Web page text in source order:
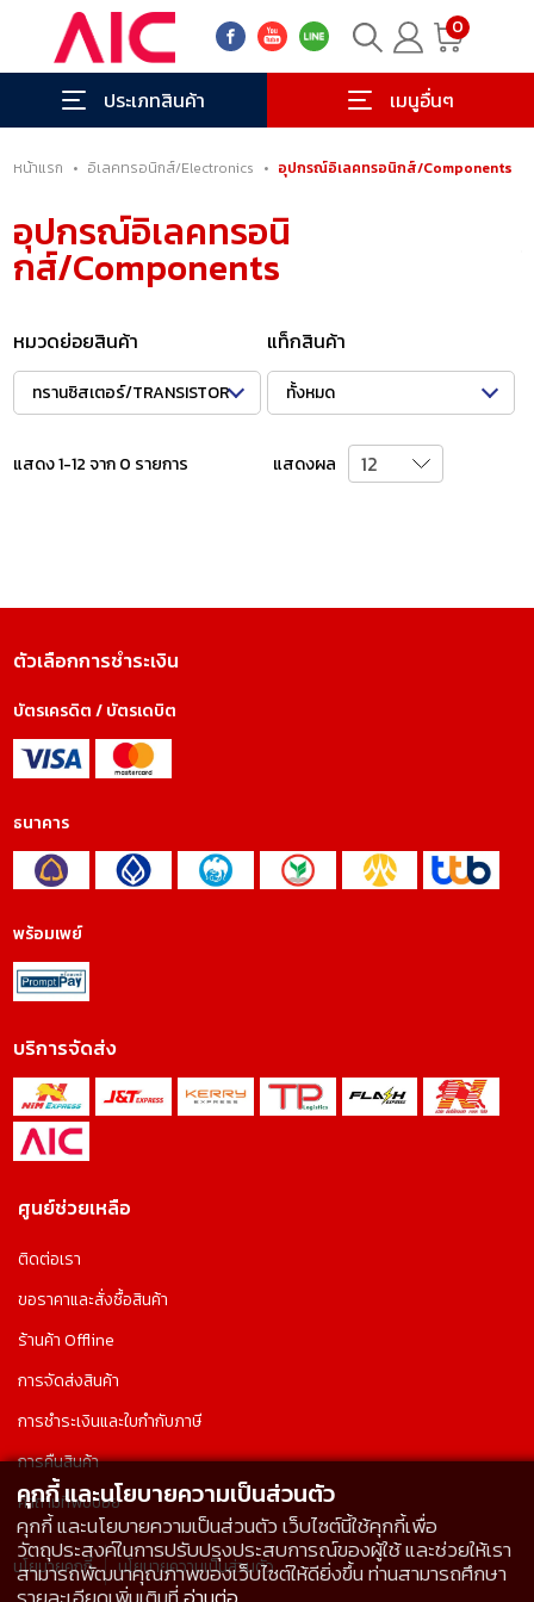
0
ประเภทสินค้า เมนูอื่นๆ
หน้าแรก • อิเลคทรอนิกส์/Electronics • อุปกรณ์อิเลคทรอนิกส์/Components
อุปกรณ์อิเลคทรอนิ
กส์/Components
หมวดย่อยสินค้า
ทรานซิสเตอร์/TRANSISTOR
แท็กสินค้า
ทั้งหมด
แสดง 1-12 จาก 0 รายการ แสดงผล
ตัวเลือกการชำระเงิน
บัตรเครดิต / บัตรเดบิต
ธนาคาร
พร้อมเพย์
บริการจัดส่ง
ศูนย์ช่วยเหลือ
ติดต่อเรา
ขอราคาและสั่งซื้อสินค้า
ร้านค้า Offline
การจัดส่งสินค้า
การชำระเงินและใบกำกับภาษี
การคืนสินค้า
คำถามที่พบบ่อย
นโยบายคุกกี้ นโยบายความเป็นส่วนตัว
คุกกี้ และนโยบายความเป็นส่วนตัว
คุกกี้ และนโยบายความเป็นส่วนตัว เว็บไซต์นี้ใช้คุกกี้เพื่อ
วัตถุประสงค์ในการปรับปรุงประสบการณ์ของผู้ใช้ และช่วยให้เรา
สามารถพัฒนาคุณภาพของเว็บไซต์ให้ดียิ่งขึ้น ท่านสามารถศึกษา